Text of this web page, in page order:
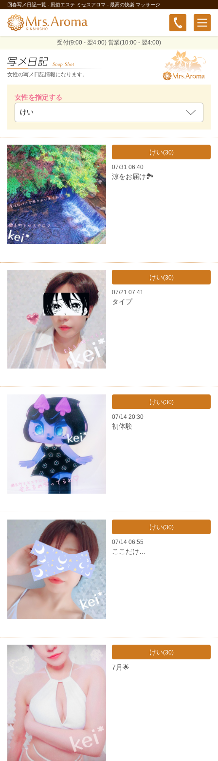
回春写メ日記一覧 - 風俗エステ ミセスアロマ - 最高の快楽 マッサージ
受付(9:00 - 翌4:00) 営業(10:00 - 翌4:00)
女性の写メ日記情報になります。
女性を指定する
けい(30)
07/31 06:40
涼をお届け🏞️
けい(30)
07/21 07:41
タイプ
けい(30)
07/14 20:30
初体験
けい(30)
07/14 06:55
ここだけ…
けい(30)
7月🌟